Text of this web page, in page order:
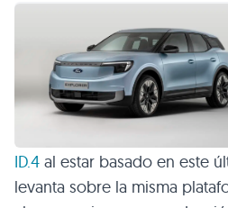
En cierto sentido, se trataría
Explorer (a su vez
ID.4 al estar basado en este
levanta sobre la misma